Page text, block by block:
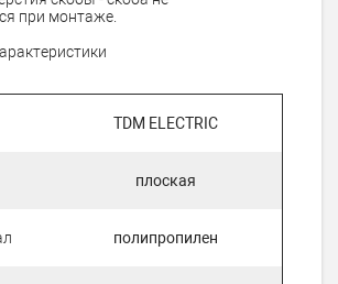
при монтаже.
TDM ELECTRIC
плоская
полипропилен